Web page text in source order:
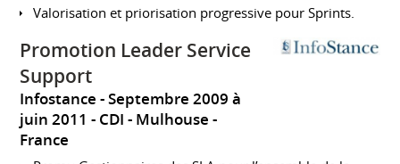
Valorisation et priorisation progressive pour Sprints.
Promotion Leader Service
Support
Infostance
Septembre 2009 à
juin 2011 CDI
Mulhouse
France